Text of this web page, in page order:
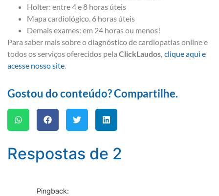
Holter: entre 4 e 8 horas úteis
Mapa cardiológico. 6 horas úteis
Demais exames: em 24 horas ou menos!
Para saber mais sobre o diagnóstico de cardiopatias online e
todos os serviços oferecidos pela ClickLaudos, clique aqui e
acesse nosso site
Gostou do conteúdo? Compartilhe.
Respostas de 2
Pingback: